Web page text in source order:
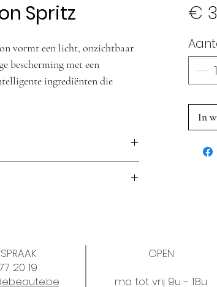
Spritz
vormt een licht, onzichtbaar
bescherming met een
ingrediënten die
avonds en gedurende de dag
€
In
20 19
OPEN
ma tot vrij 9u - 18u